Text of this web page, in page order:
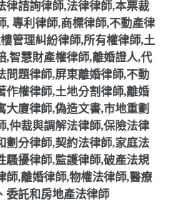
律諮詢律師,法律律師,本票裁
, 專利律師,商標律師,不動產律
管理糾紛律師,所有權律師,土
,智慧財產權律師,離婚證人,代
問題律師,屏東離婚律師,不動
作權律師,土地分割律師,離婚
大廈律師,偽造文書,市地重劃
,仲裁與調解法律師,保險法律
劃分律師,契約法律師,家庭法
騷擾律師,監護律師,破產法規
師,離婚律師,物權法律師,醫療
委託和房地產法律師